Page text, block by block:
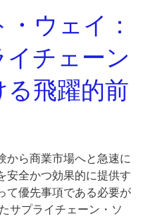
ウェイ：
チェーン
飛躍的前
から商業市場へと急速に
安全かつ効果的に提供す
て優先事項である必要が
サプライチェーン・ソ